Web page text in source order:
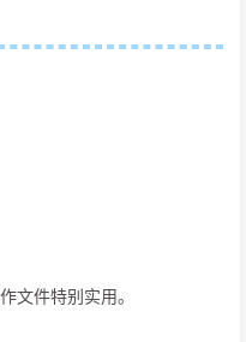
文件特别实用。